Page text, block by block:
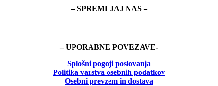
– SPREMLJAJ NAS –
– UPORABNE POVEZAVE-
Splošni pogoji poslovanja
Politika varstva osebnih podatkov
Osebni prevzem in dostava